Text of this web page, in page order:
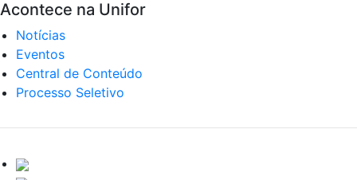
Acontece na Unifor
Notícias
Eventos
Central de Conteúdo
Processo Seletivo